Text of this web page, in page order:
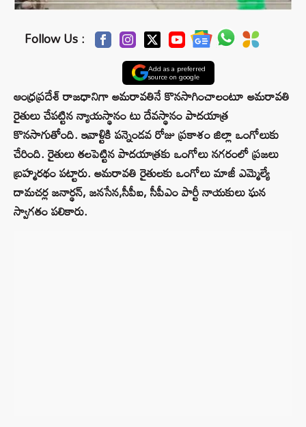
Follow Us :
Add as a preferred
source on google
ఆంధ్రప్రదేశ్ రాజధానిగా అమరావతినే కొనసాగించాలంటూ అమరావతి
రైతులు చేపట్టిన న్యాయస్థానం టు దేవస్థానం పాదయాత్ర
కొనసాగుతోంది. ఇవాళ్టికి పన్నెండవ రోజు ప్రకాశం జిల్లా ఒంగోలుకు
చేరింది. రైతులు తలపెట్టిన పాదయాత్రకు ఒంగోలు నగరంలో ప్రజలు
బ్రహ్మరథం పట్టారు. అమరావతి రైతులకు ఒంగోలు మాజీ ఎమ్మెల్యే
దామచర్ల జనార్థన్, జనసేన,సీపీఐ, సీపీఎం పార్టీ నాయకులు ఘన
స్వాగతం పలికారు.